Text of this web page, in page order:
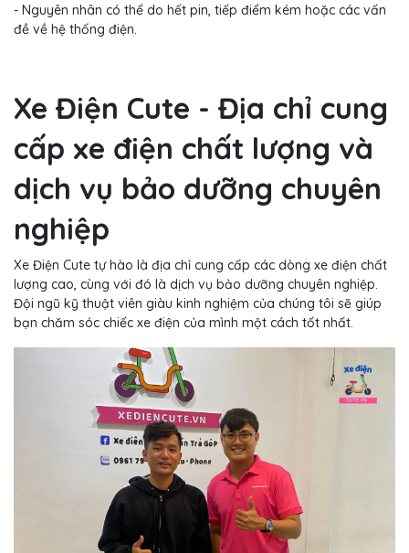
- Nguyên nhân có thể do hết pin, tiếp điểm kém hoặc các vấn
đề về hệ thống điện.
Xe Điện Cute - Địa chỉ cung
cấp xe điện chất lượng và
dịch vụ bảo dưỡng chuyên
nghiệp
Xe Điện Cute tự hào là địa chỉ cung cấp các dòng xe điện chất
lượng cao, cùng với đó là dịch vụ bảo dưỡng chuyên nghiệp.
Đội ngũ kỹ thuật viên giàu kinh nghiệm của chúng tôi sẽ giúp
bạn chăm sóc chiếc xe điện của mình một cách tốt nhất.